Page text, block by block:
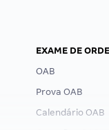
EXAME DE
OAB
Prova OAB
Calendário OAB